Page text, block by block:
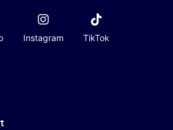
Instagram TikTok